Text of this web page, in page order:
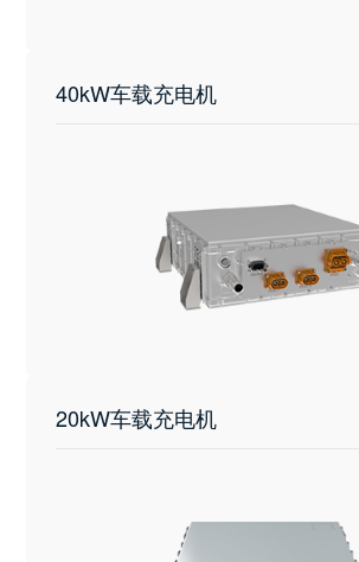
40kW车载充电机
20kW车载充电机